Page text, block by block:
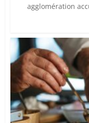
agglomération